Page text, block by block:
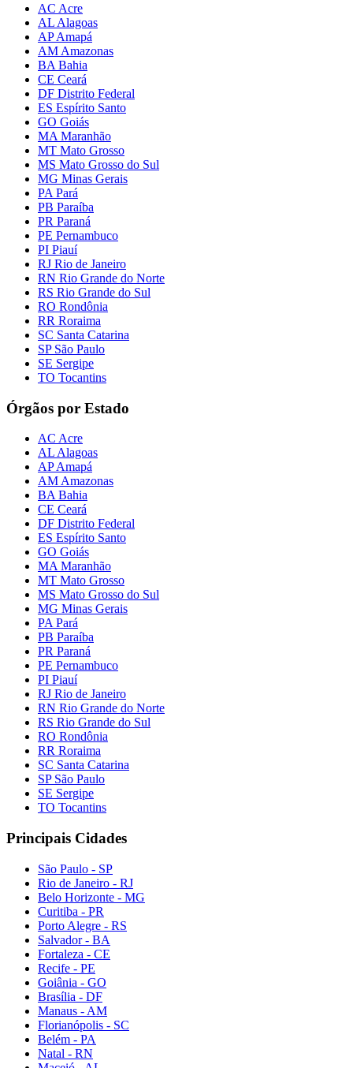
AC Acre
AL Alagoas
AP Amapá
AM Amazonas
BA Bahia
CE Ceará
DF Distrito Federal
ES Espírito Santo
GO Goiás
MA Maranhão
MT Mato Grosso
MS Mato Grosso do Sul
MG Minas Gerais
PA Pará
PB Paraíba
PR Paraná
PE Pernambuco
PI Piauí
RJ Rio de Janeiro
RN Rio Grande do Norte
RS Rio Grande do Sul
RO Rondônia
RR Roraima
SC Santa Catarina
SP São Paulo
SE Sergipe
TO Tocantins
Órgãos por Estado
AC Acre
AL Alagoas
AP Amapá
AM Amazonas
BA Bahia
CE Ceará
DF Distrito Federal
ES Espírito Santo
GO Goiás
MA Maranhão
MT Mato Grosso
MS Mato Grosso do Sul
MG Minas Gerais
PA Pará
PB Paraíba
PR Paraná
PE Pernambuco
PI Piauí
RJ Rio de Janeiro
RN Rio Grande do Norte
RS Rio Grande do Sul
RO Rondônia
RR Roraima
SC Santa Catarina
SP São Paulo
SE Sergipe
TO Tocantins
Principais Cidades
São Paulo - SP
Rio de Janeiro - RJ
Belo Horizonte - MG
Curitiba - PR
Porto Alegre - RS
Salvador - BA
Fortaleza - CE
Recife - PE
Goiânia - GO
Brasília - DF
Manaus - AM
Florianópolis - SC
Belém - PA
Natal - RN